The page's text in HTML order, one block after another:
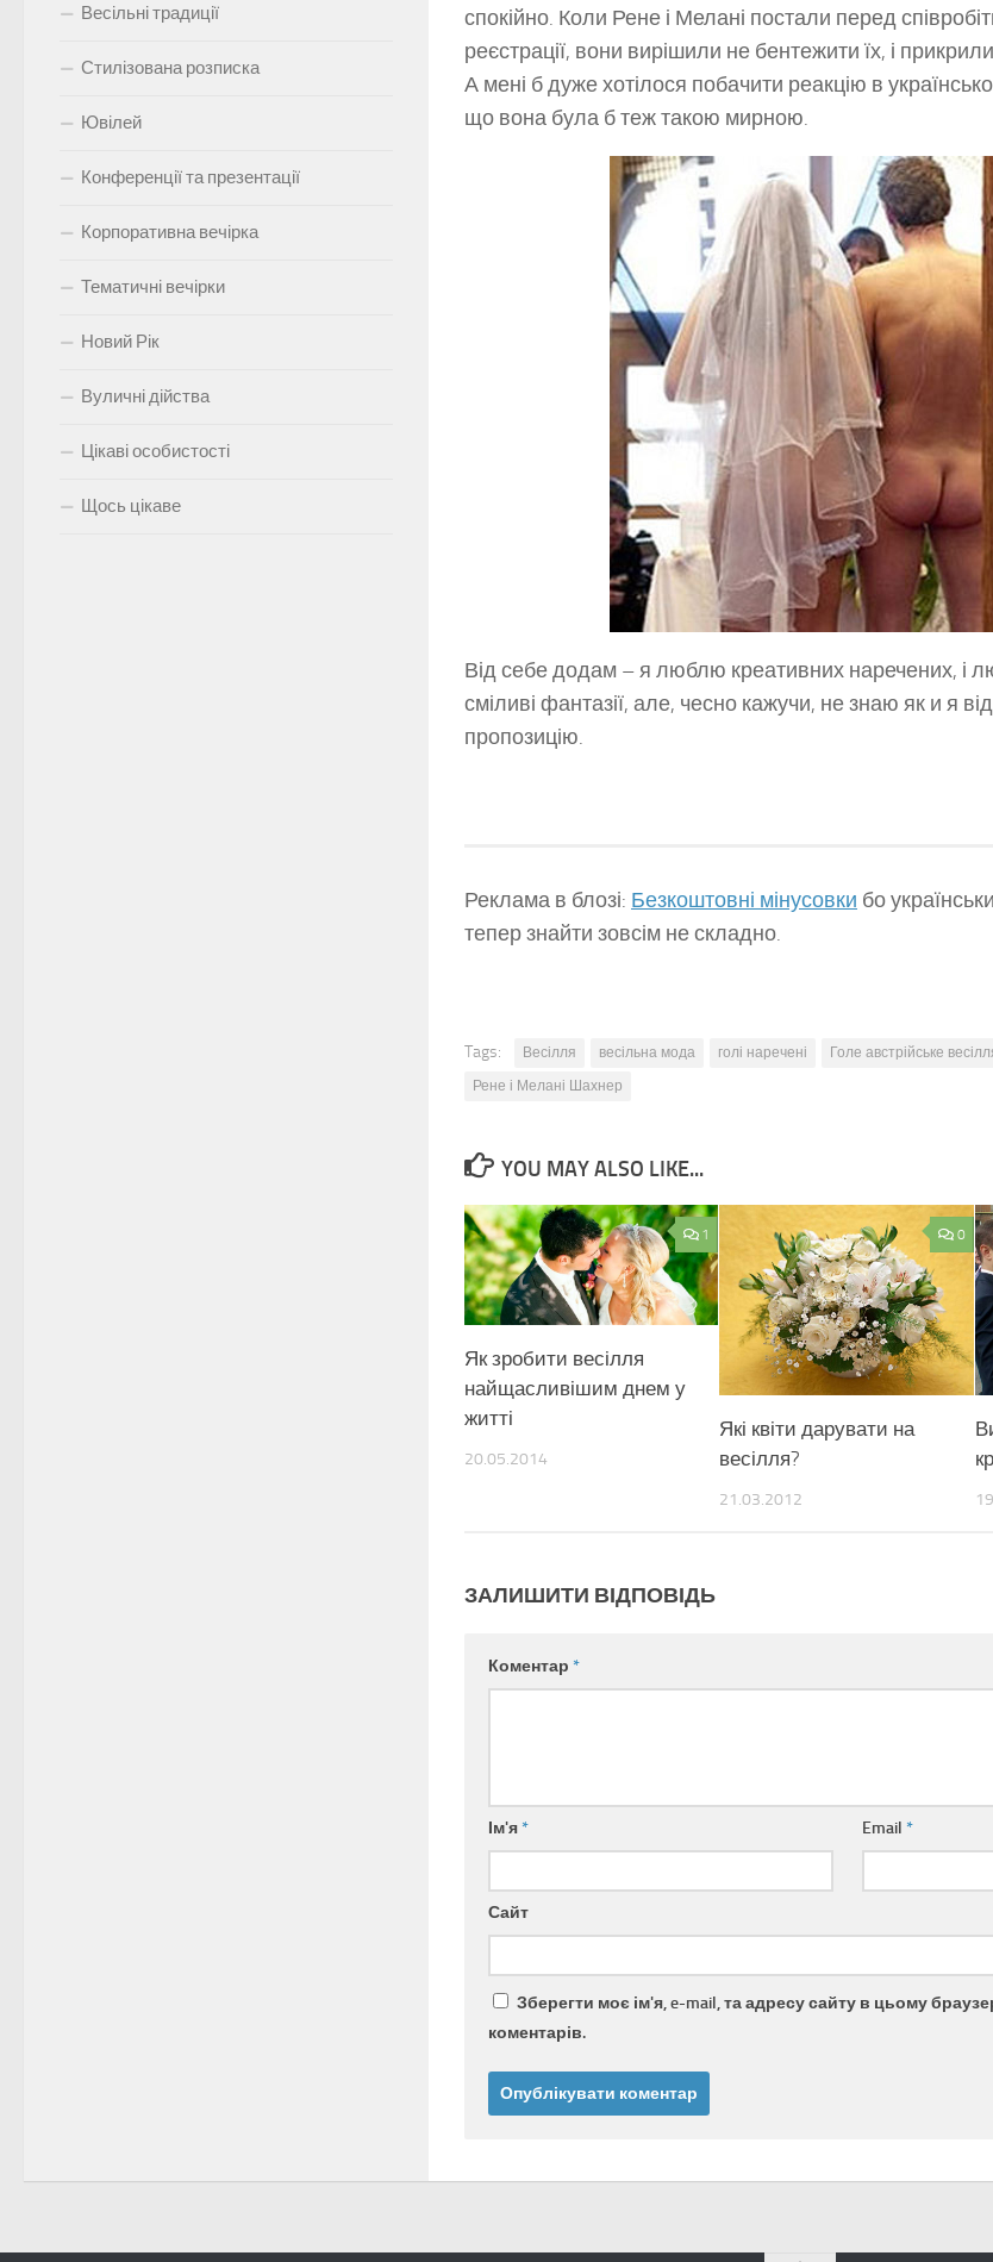
спокійно. Коли Рене і Мелані постали перед
реєстрації, вони вирішили не бентежити їх, і
А мені б дуже хотілося побачити реакцію в
що вона була б теж такою мирною.
Від себе додам – я люблю креативних наречених, і
сміливі фантазії, але, чесно кажучи, не знаю як и я
пропозицію.
Реклама в блозі: Безкоштовні мінусовки бо
тепер знайти зовсім не складно.
Tags: Весілля весільна мода голі наречені Голе австрійське
Рене і Мелані Шахнер
YOU MAY ALSO LIKE...
1
Як зробити весілля
найщасливішим днем у
житті
20.05.2014
0
Які квіти дарувати на
весілля?
21.03.2012
ЗАЛИШИТИ ВІДПОВІДЬ
Коментар *
Ім'я* Email*
Сайт
Зберегти моє ім'я, e-mail, та адресу сайту в цьому
коментарів.
Весільні традиції
Стилізована розписка
Ювілей
Конференції та презентації
Корпоративна вечірка
Тематичні вечірки
Новий Рік
Вуличні дійства
Цікаві особистості
Щось цікаве